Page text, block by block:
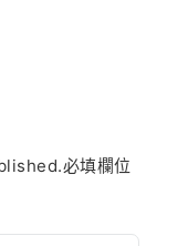
必填欄位